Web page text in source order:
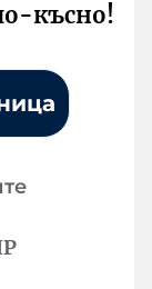
късно!